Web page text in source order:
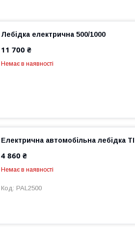
Лебідка електрична 500/1000
11 700 ₴
Немає в наявності
Електрична автомобільна лебідка
4 860 ₴
Немає в наявності
PAL2500